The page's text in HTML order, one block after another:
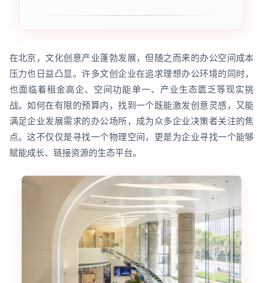
在北京，文化创意产业蓬勃发展，但随之而来的办公空间成本
压力也日益凸显。许多文创企业在追求理想办公环境的同时，
也面临着租金高企、空间功能单一、产业生态匮乏等现实挑
战。如何在有限的预算内，找到一个既能激发创意灵感，又能
满足企业发展需求的办公场所，成为众多企业决策者关注的焦
点。这不仅仅是寻找一个物理空间，更是为企业寻找一个能够
赋能成长、链接资源的生态平台。